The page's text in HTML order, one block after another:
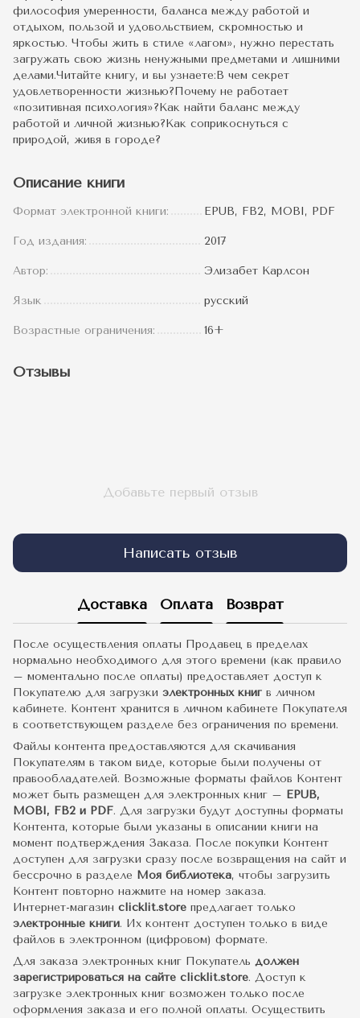
философия умеренности, баланса между работой и
отдыхом, пользой и удовольствием, скромностью и
яркостью. Чтобы жить в стиле «лагом», нужно перестать
загружать свою жизнь ненужными предметами и лишними
делами.Читайте книгу, и вы узнаете:В чем секрет
удовлетворенности жизнью?Почему не работает
«позитивная психология»?Как найти баланс между
работой и личной жизнью?Как соприкоснуться с
природой, живя в городе?
Описание книги
Формат электронной книги: EPUB, FB2, MOBI, PDF
Год издания: 2017
Автор: Элизабет Карлсон
Язык русский
Возрастные ограничения: 16+
Отзывы
Добавьте первый отзыв
Написать отзыв
Доставка Оплата Возврат
После осуществления оплаты Продавец в пределах
нормально необходимого для этого времени (как правило
– моментально после оплаты) предоставляет доступ к
Покупателю для загрузки электронных книг в личном
кабинете. Контент хранится в личном кабинете Покупателя
в соответствующем разделе без ограничения по времени.
Файлы контента предоставляются для скачивания
Покупателям в таком виде, которые были получены от
правообладателей. Возможные форматы файлов Контент
может быть размещен для электронных книг – EPUB,
MOBI, FB2 и PDF. Для загрузки будут доступны форматы
Контента, которые были указаны в описании книги на
момент подтверждения Заказа. После покупки Контент
доступен для загрузки сразу после возвращения на сайт и
бессрочно в разделе Моя библиотека, чтобы загрузить
Контент повторно нажмите на номер заказа.
Интернет-магазин clicklit.store предлагает только
электронные книги. Их контент доступен только в виде
файлов в электронном (цифровом) формате.
Для заказа электронных книг Покупатель должен
зарегистрироваться на сайте clicklit.store. Доступ к
загрузке электронных книг возможен только после
оформления заказа и его полной оплаты. Осуществить